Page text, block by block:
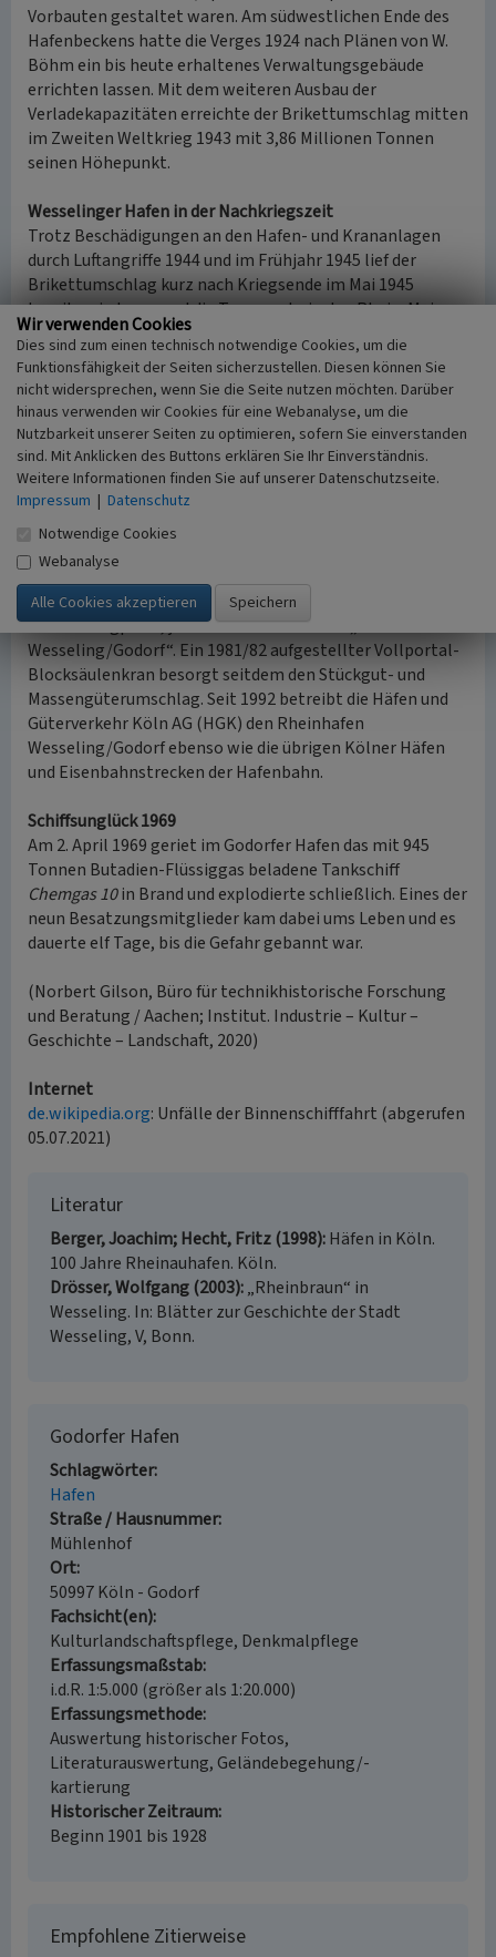
Vorbauten gestaltet waren. Am südwestlichen Ende des
Hafenbeckens hatte die Verges 1924 nach Plänen von W.
Böhm ein bis heute erhaltenes Verwaltungsgebäude
errichten lassen. Mit dem weiteren Ausbau der
Verladekapazitäten erreichte der Brikettumschlag mitten
im Zweiten Weltkrieg 1943 mit 3,86 Millionen Tonnen
seinen Höhepunkt.
Wesselinger Hafen in der Nachkriegszeit
Trotz Beschädigungen an den Hafen- und Krananlagen
durch Luftangriffe 1944 und im Frühjahr 1945 lief der
Brikettumschlag kurz nach Kriegsende im Mai 1945
bereits wieder an und die Transporte in den Rhein-Main-
Neckar-Raum und nach Basel kamen erneut in Gang. Mit
Unterstützung der 1950/51 neu montierten, elektrischen
Wipperkräne pendelte sich der jährliche Brikettumschlag
– 98,7% der gesamten Umschlagleistung des Hafens – auf
rund 3 Millionen ein. Nachdem diese Marke 1958 zum
letzten Mal erreicht worden war, ging der
Brikettumschlag in den 1960er Jahren drastisch zurück
und spielte in den 1990er Jahren keine bedeutende Rolle
mehr.
Mit der Eröffnung des neuen Hafenbeckens II – zugleich
mit der Inbetriebnahme der neuen Shell-Raffinerie in
Köln-Godorf im Juli 1960 – wurde der Hafen zum
Ölumschlagplatz, jetzt unter dem Namen „Rheinhafen
Wesseling/Godorf“. Ein 1981/82 aufgestellter Vollportal-
Blocksäulenkran besorgt seitdem den Stückgut- und
Massengüterumschlag. Seit 1992 betreibt die Häfen und
Güterverkehr Köln AG (HGK) den Rheinhafen
Wesseling/Godorf ebenso wie die übrigen Kölner Häfen
und Eisenbahnstrecken der Hafenbahn.
Schiffsunglück 1969
Am 2. April 1969 geriet im Godorfer Hafen das mit 945
Tonnen Butadien-Flüssiggas beladene Tankschiff
Chemgas 10in Brand und explodierte schließlich. Eines der
neun Besatzungsmitglieder kam dabei ums Leben und es
dauerte elf Tage, bis die Gefahr gebannt war.
(Norbert Gilson, Büro für technikhistorische Forschung
und Beratung / Aachen; Institut. Industrie – Kultur –
Geschichte – Landschaft, 2020)
Internet
de.wikipedia.org: Unfälle der Binnenschifffahrt (abgerufen
05.07.2021)
Literatur
Berger, Joachim; Hecht, Fritz (1998) Häfen in Köln.
100 Jahre Rheinauhafen. Köln.
Drösser, Wolfgang (2003) „Rheinbraun“ in
Wesseling. In: Blätter zur Geschichte der Stadt
Wesseling, V, Bonn.
Godorfer Hafen
Schlagwörter
Hafen
Straße / Hausnummer
Mühlenhof
Ort
50997 Köln - Godorf
Fachsicht(en)
Kulturlandschaftspflege, Denkmalpflege
Erfassungsmaßstab
i.d.R. 1:5.000 (größer als 1:20.000)
Erfassungsmethode
Auswertung historischer Fotos,
Literaturauswertung, Geländebegehung/-
kartierung
Historischer Zeitraum
Beginn 1901 bis 1928
Empfohlene Zitierweise
Wir verwenden Cookies
Dies sind zum einen technisch notwendige Cookies, um die
Funktionsfähigkeit der Seiten sicherzustellen. Diesen können Sie
nicht widersprechen, wenn Sie die Seite nutzen möchten. Darüber
hinaus verwenden wir Cookies für eine Webanalyse, um die
Nutzbarkeit unserer Seiten zu optimieren, sofern Sie einverstanden
sind. Mit Anklicken des Buttons erklären Sie Ihr Einverständnis.
Weitere Informationen finden Sie auf unserer Datenschutzseite.
Impressum | Datenschutz
Notwendige Cookies
Webanalyse